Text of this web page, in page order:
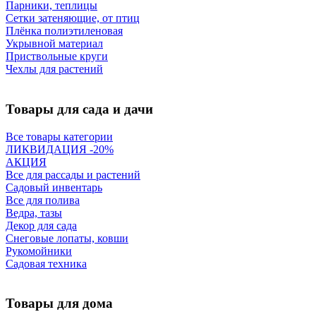
Парники, теплицы
Сетки затеняющие, от птиц
Плёнка полиэтиленовая
Укрывной материал
Приствольные круги
Чехлы для растений
Товары для сада и дачи
Все товары категории
ЛИКВИДАЦИЯ -20%
АКЦИЯ
Все для рассады и растений
Садовый инвентарь
Все для полива
Ведра, тазы
Декор для сада
Снеговые лопаты, ковши
Рукомойники
Садовая техника
Товары для дома